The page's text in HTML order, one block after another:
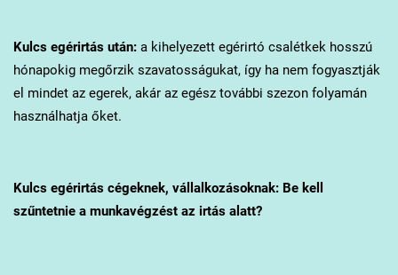
Kulcsegérirtás után:a kihelyezett egérirtó csalétkek hosszú
hónapokig megőrzik szavatosságukat, így ha nem fogyasztják
el mindet az egerek, akár az egész további szezon folyamán
használhatja őket.
Kulcsegérirtás cégeknek, vállalkozásoknak: Be kell
szűntetnie a munkavégzést az irtás alatt?